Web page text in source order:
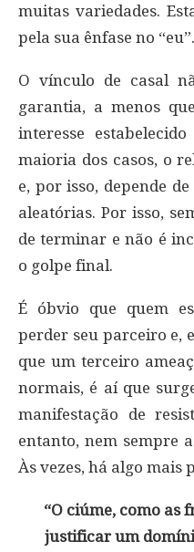
muitas variedades.
pela sua ênfase no “eu”.
O vínculo de casal
garantia, a menos
interesse
maioria dos casos, o
e, por isso, depende
aleatórias. Por isso,
de terminar e não é
o golpe final.
É óbvio que quem
perder seu parceiro e,
que um terceiro
normais, é aí que
manifestação de
entanto, nem sempre
Às vezes, há algo mais
“O ciúme, como as
justificar um